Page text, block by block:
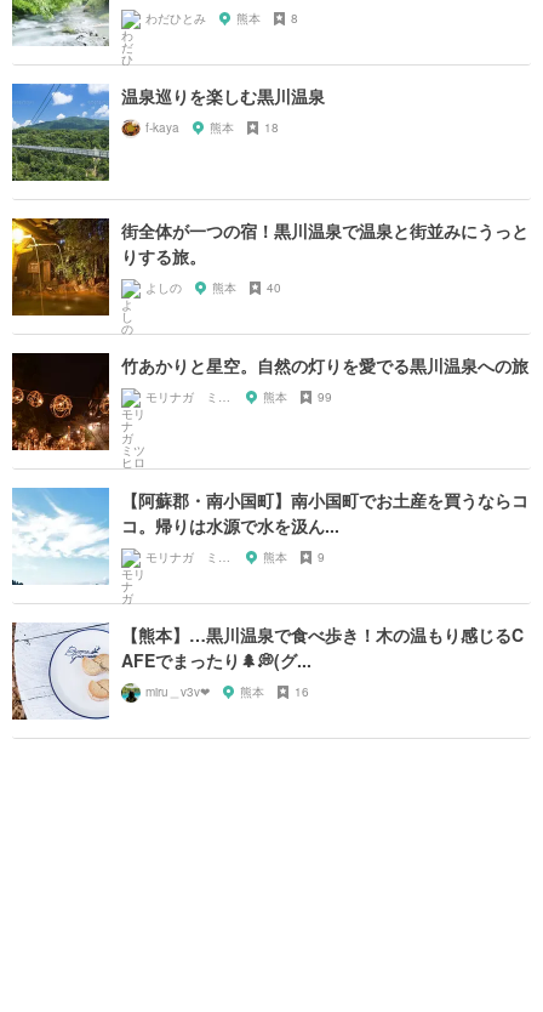
わだひとみ 熊本 8
温泉巡りを楽しむ黒川温泉
f-kaya 熊本 18
街全体が一つの宿！黒川温泉で温泉と街並みにうっと
りする旅。
よしの 熊本 40
竹あかりと星空。自然の灯りを愛でる黒川温泉への旅
モリナガ ミツヒロ 熊本 99
【阿蘇郡・南小国町】南小国町でお土産を買うならコ
コ。帰りは水源で水を汲ん...
モリナガ ミツヒロ 熊本 9
【熊本】…黒川温泉で食べ歩き！木の温もり感じるC
AFEでまったり🌲💭(グ...
miru＿v3v❤︎ 熊本 16